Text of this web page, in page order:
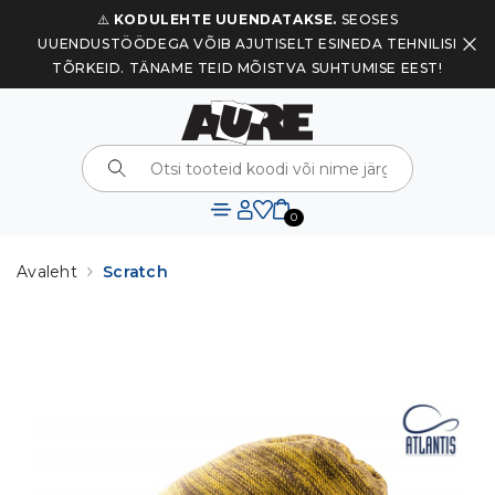
⚠️ KODULEHTE UUENDATAKSE. SEOSES
UUENDUSTÖÖDEGA VÕIB AJUTISELT ESINEDA TEHNILISI
TÕRKEID. TÄNAME TEID MÕISTVA SUHTUMISE EEST!
0
Avaleht Scratch